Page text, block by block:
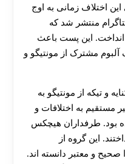
اختلاف زمانی به اوج
منتشر شد که
انداخت. این پست باعث
مشترک از مونتیگو و
و تیکه از مونتیگو به
مستقیم به اختلافات و
بود. طرفداران هیچکس
این گروه از
و معتبر دانسته اند.